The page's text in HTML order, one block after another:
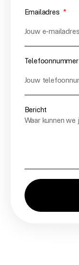
Emailadres
Telefoonnummer
Bericht